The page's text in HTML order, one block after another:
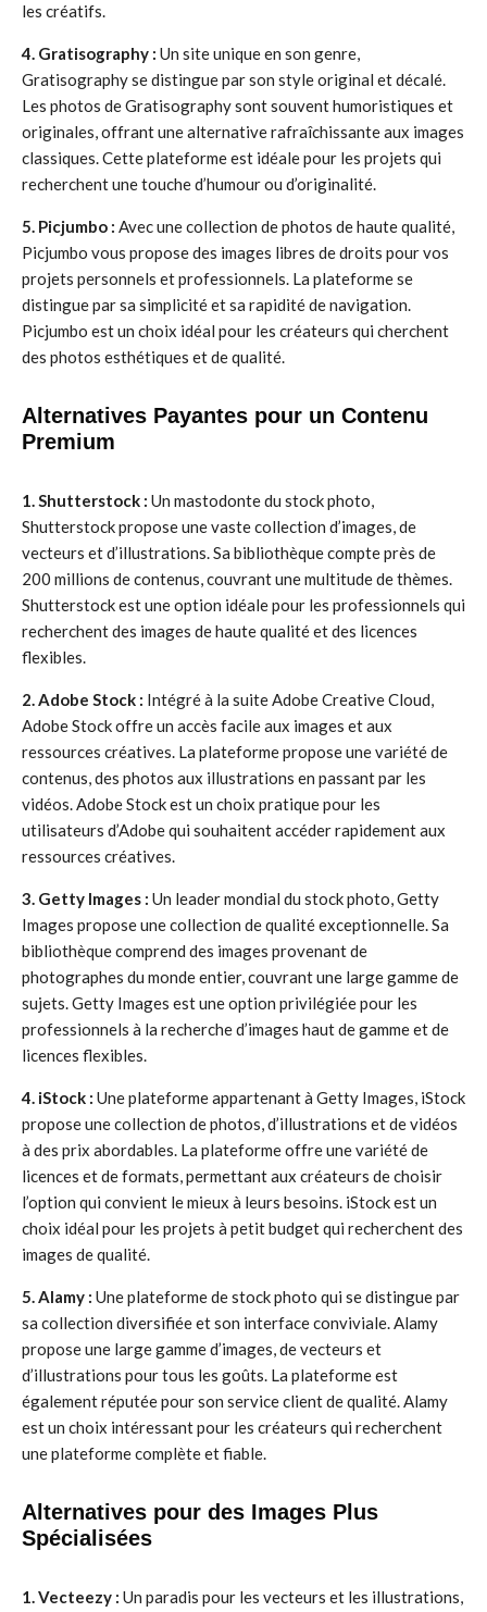
les créatifs.
4. Gratisography : Un site unique en son genre,
Gratisography se distingue par son style original et décalé.
Les photos de Gratisography sont souvent humoristiques et
originales, offrant une alternative rafraîchissante aux images
classiques. Cette plateforme est idéale pour les projets qui
recherchent une touche d’humour ou d’originalité.
5. Picjumbo : Avec une collection de photos de haute qualité,
Picjumbo vous propose des images libres de droits pour vos
projets personnels et professionnels. La plateforme se
distingue par sa simplicité et sa rapidité de navigation.
Picjumbo est un choix idéal pour les créateurs qui cherchent
des photos esthétiques et de qualité.
Alternatives Payantes pour un Contenu
Premium
1. Shutterstock : Un mastodonte du stock photo,
Shutterstock propose une vaste collection d’images, de
vecteurs et d’illustrations. Sa bibliothèque compte près de
200 millions de contenus, couvrant une multitude de thèmes.
Shutterstock est une option idéale pour les professionnels qui
recherchent des images de haute qualité et des licences
flexibles.
2. Adobe Stock : Intégré à la suite Adobe Creative Cloud,
Adobe Stock offre un accès facile aux images et aux
ressources créatives. La plateforme propose une variété de
contenus, des photos aux illustrations en passant par les
vidéos. Adobe Stock est un choix pratique pour les
utilisateurs d’Adobe qui souhaitent accéder rapidement aux
ressources créatives.
3. Getty Images : Un leader mondial du stock photo, Getty
Images propose une collection de qualité exceptionnelle. Sa
bibliothèque comprend des images provenant de
photographes du monde entier, couvrant une large gamme de
sujets. Getty Images est une option privilégiée pour les
professionnels à la recherche d’images haut de gamme et de
licences flexibles.
4. iStock : Une plateforme appartenant à Getty Images, iStock
propose une collection de photos, d’illustrations et de vidéos
à des prix abordables. La plateforme offre une variété de
licences et de formats, permettant aux créateurs de choisir
l’option qui convient le mieux à leurs besoins. iStock est un
choix idéal pour les projets à petit budget qui recherchent des
images de qualité.
5. Alamy : Une plateforme de stock photo qui se distingue par
sa collection diversifiée et son interface conviviale. Alamy
propose une large gamme d’images, de vecteurs et
d’illustrations pour tous les goûts. La plateforme est
également réputée pour son service client de qualité. Alamy
est un choix intéressant pour les créateurs qui recherchent
une plateforme complète et fiable.
Alternatives pour des Images Plus
Spécialisées
1. Vecteezy : Un paradis pour les vecteurs et les illustrations,